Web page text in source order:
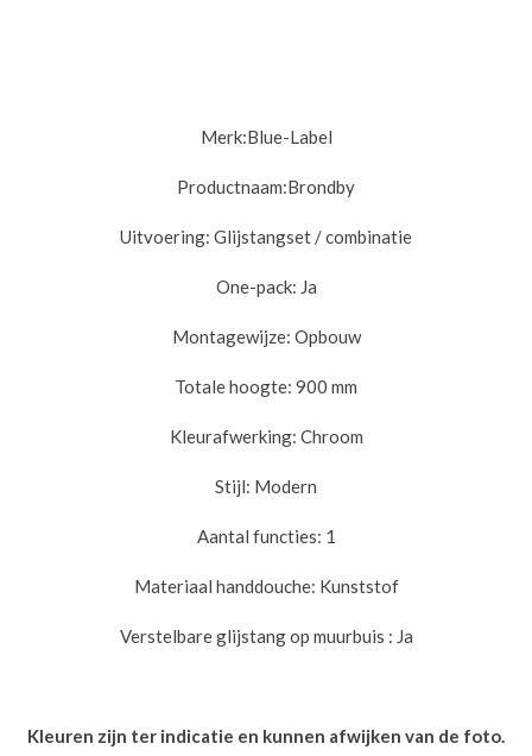
Merk:Blue-Label
Productnaam:Brondby
Uitvoering: Glijstangset / combinatie
One-pack: Ja
Montagewijze: Opbouw
Totale hoogte: 900 mm
Kleurafwerking: Chroom
Stijl: Modern
Aantal functies: 1
Materiaal handdouche: Kunststof
Verstelbare glijstang op muurbuis : Ja
Kleuren zijn ter indicatie en kunnen afwijken van de foto.